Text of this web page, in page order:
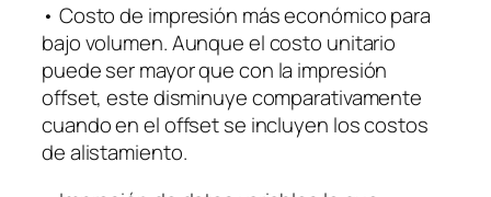
• Costo de impresión más económico para
bajo volumen. Aunque el costo unitario
puede ser mayor que con la impresión
offset, este disminuye comparativamente
cuando en el offset se incluyen los costos
de alistamiento.